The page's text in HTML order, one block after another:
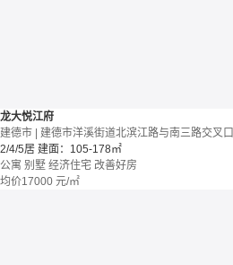
龙大悦江府
建德市 | 建德市洋溪街道北滨江路与南三路交叉口
2/4/5居 建面：105-178㎡
公寓 别墅 经济住宅 改善好房
均价17000 元/㎡